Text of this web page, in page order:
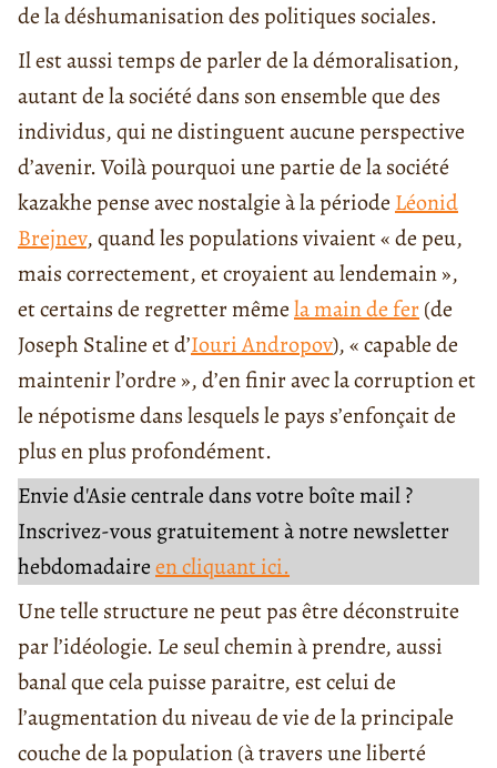
de la déshumanisation des politiques sociales.
Il est aussi temps de parler de la démoralisation,
autant de la société dans son ensemble que des
individus, qui ne distinguent aucune perspective
d’avenir. Voilà pourquoi une partie de la société
kazakhe pense avec nostalgie à la période Léonid
Brejnev, quand les populations vivaient « de peu,
mais correctement, et croyaient au lendemain »,
et certains de regretter mêmela main de fer(de
Joseph Staline et d’Iouri Andropov), « capable de
maintenir l’ordre », d’en finir avec la corruption et
le népotisme dans lesquels le pays s’enfonçait de
plus en plus profondément.
Envie d'Asie centrale dans votre boîte mail ?
Inscrivez-vous gratuitement à notre newsletter
hebdomadaireen cliquant ici.
Une telle structure ne peut pas être déconstruite
par l’idéologie. Le seul chemin à prendre, aussi
banal que cela puisse paraitre, est celui de
l’augmentation du niveau de vie de la principale
couche de la population (à travers une liberté